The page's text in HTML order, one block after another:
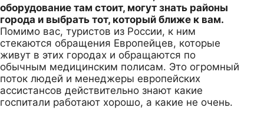
оборудование там стоит, могут знать районы
города и выбрать тот, который ближе к вам.
Помимо вас, туристов из России, к ним
стекаются обращения Европейцев, которые
живут в этих городах и обращаются по
обычным медицинским полисам. Это огромный
поток людей и менеджеры европейских
ассистансов действительно знают какие
госпитали работают хорошо, а какие не очень.